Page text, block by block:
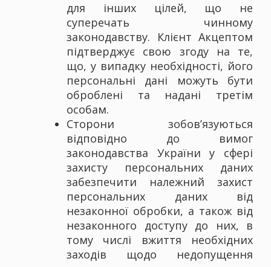
для інших цілей, що не
суперечать чинному
законодавству. Клієнт Акцептом
підтверджує свою згоду на те,
що, у випадку необхідності, його
персональні дані можуть бути
оброблені та надані третім
особам.
Сторони зобов’язуються
відповідно до вимог
законодавства України у сфері
захисту персональних даних
забезпечити належний захист
персональних даних від
незаконної обробки, а також від
незаконного доступу до них, в
тому числі вжиття необхідних
заходів щодо недопущення